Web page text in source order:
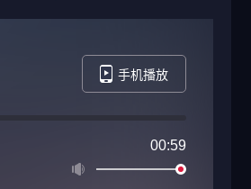
手机播放
00:59